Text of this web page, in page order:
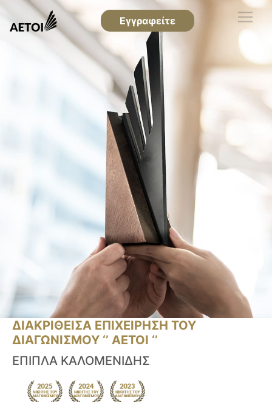
Εγγραφείτε
ΔΙΑΚΡΙΘΕΙΣΑ ΕΠΙΧΕΙΡΗΣΗ ΤΟΥ
ΔΙΑΓΩΝΙΣΜΟΥ ‘’ ΑΕΤΟΙ ‘’
ΕΠΙΠΛΑ ΚΑΛΟΜΕΝΙΔΗΣ